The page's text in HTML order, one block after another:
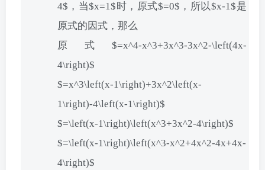
4$，当$x=1$时，原式$=0$，所以$x-1$是
原式的因式，那么
原式$=x^4-x^3+3x^3-3x^2-\left(4x-
4\right)$
$=x^3\left(x-1\right)+3x^2\left(x-
1\right)-4\left(x-1\right)$
$=\left(x-1\right)\left(x^3+3x^2-4\right)$
$=\left(x-1\right)\left(x^3-x^2+4x^2-4x+4x-
4\right)$